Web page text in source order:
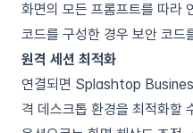
화면의 모든 프롬프트를 따라
코드를 구성한 경우 보안 코드
원격 세션 최적화
연결되면 Splashtop
격 데스크톱 환경을 최적화할